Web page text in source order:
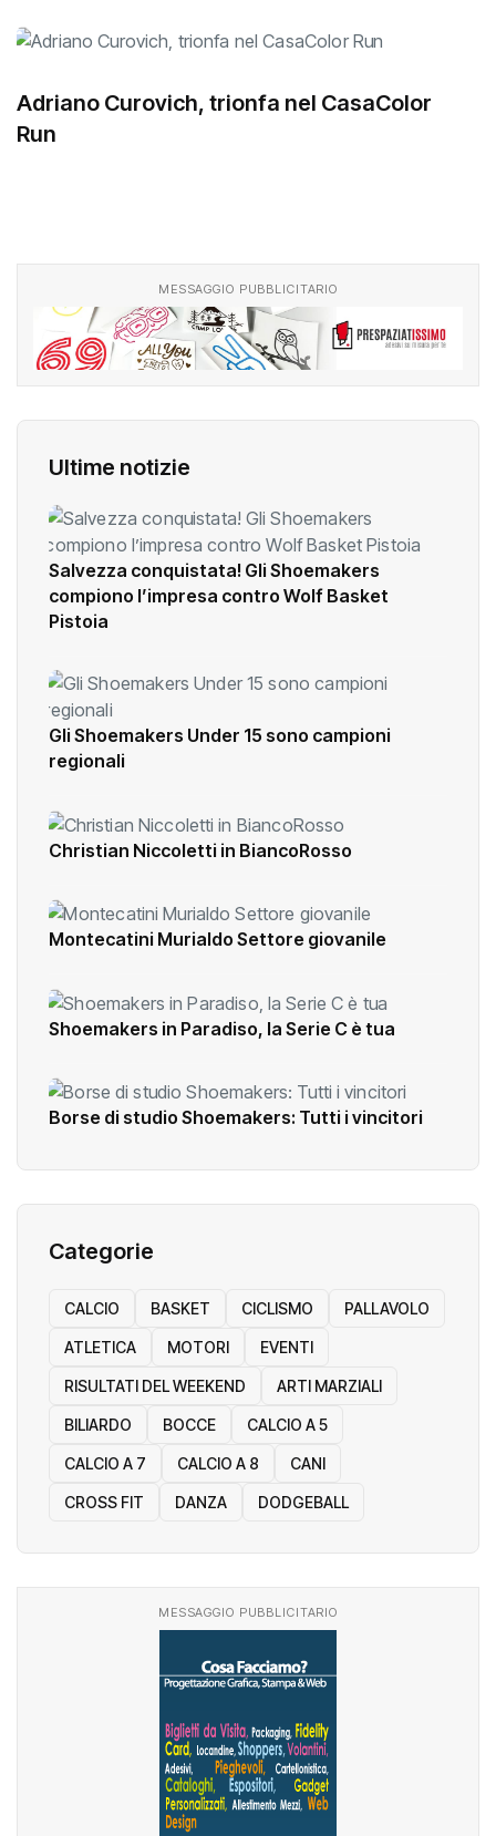
Adriano Curovich, trionfa nel CasaColor
Run
MESSAGGIO PUBBLICITARIO
Ultime notizie
Salvezza conquistata! Gli Shoemakers
compiono l’impresa contro Wolf Basket
Pistoia
Gli Shoemakers Under 15 sono campioni
regionali
Christian Niccoletti in BiancoRosso
Montecatini Murialdo Settore giovanile
Shoemakers in Paradiso, la Serie C è tua
Borse di studio Shoemakers: Tutti i vincitori
Categorie
CALCIO BASKET CICLISMO PALLAVOLO
ATLETICA MOTORI EVENTI
RISULTATI DEL WEEKEND ARTI MARZIALI
BILIARDO BOCCE CALCIO A 5
CALCIO A 7 CALCIO A 8 CANI
CROSS FIT DANZA DODGEBALL
MESSAGGIO PUBBLICITARIO